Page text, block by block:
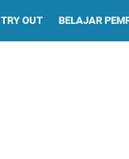
TRY OUT BELAJAR